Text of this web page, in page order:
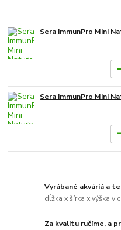
Sera ImmunPro Mini
Sera ImmunPro Mini
Vyrábané akváriá a
dĺžka x šírka x výška v
Za kvalitu ručíme, a